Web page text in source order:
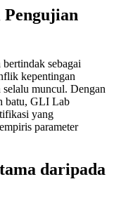
Pengujian
sebagai
kepentingan
muncul. Dengan
batu, GLI Lab
yang
parameter
daripada